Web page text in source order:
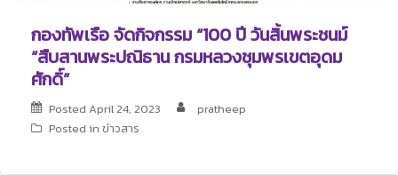
กองทัพเรือ จัดกิจกรรม “100 ปี วันสิ้นพระชนม์
“สืบสานพระปณิธาน กรมหลวงชุมพรเขตอุดม
ศักดิ์”
Posted April 24, 2023
pratheep
Posted in ข่าวสาร